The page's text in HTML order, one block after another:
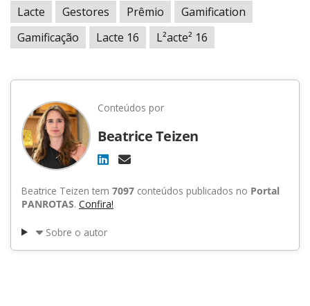
Lacte Gestores Prêmio
Gamification
Gamificação
Lacte 16 L²acte² 16
Conteúdos por
Beatrice Teizen
Beatrice Teizen tem 7097 conteúdos publicados no Portal
PANROTAS. Confira!
Sobre o autor